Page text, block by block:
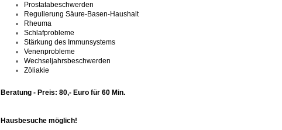
Prostatabeschwerden
Regulierung Säure-Basen-Haushalt
Rheuma
Schlafprobleme
Stärkung des Immunsystems
Venenprobleme
Wechseljahrsbeschwerden
Zöliakie
Beratung - Preis: 80,- Euro für 60 Min.
Hausbesuche möglich!